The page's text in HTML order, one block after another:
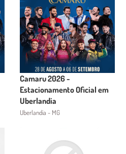
Camaru 2026 -
Estacionamento Oficial em
Uberlandia
Uberlandia - MG